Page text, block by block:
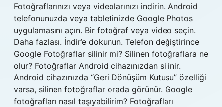
Fotoğraflarınızı veya videolarınızı indirin. Android
telefonunuzda veya tabletinizde Google Photos
uygulamasını açın. Bir fotoğraf veya video seçin.
Daha fazlası. İndir’e dokunun. Telefon değiştirince
Google Fotoğraflar silinir mi? Silinen fotoğraflara ne
olur? Fotoğraflar Android cihazınızdan silinir.
Android cihazınızda “Geri Dönüşüm Kutusu” özelliği
varsa, silinen fotoğraflar orada görünür. Google
fotoğrafları nasıl taşıyabilirim? Fotoğrafları